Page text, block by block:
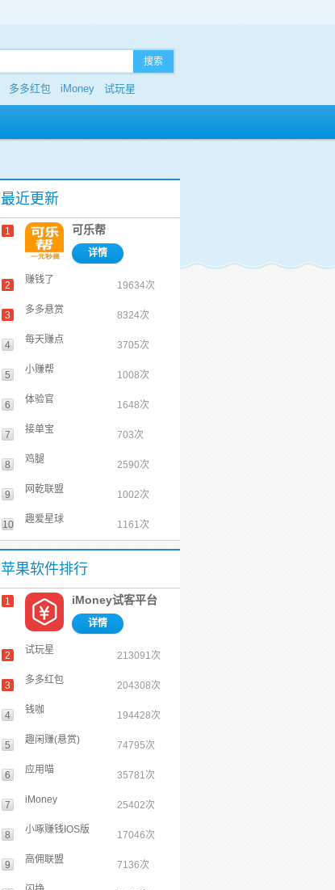
搜索
多多红包 iMoney 试玩星
最近更新
1 可乐帮
详情
2 赚钱了 19634次
3 多多悬赏 8324次
4 每天赚点 3705次
5 小赚帮 1008次
6 体验官 1648次
7 接单宝 703次
8 鸡腿 2590次
9 网乾联盟 1002次
10 趣爱星球 1161次
苹果软件排行
1 iMoney试客平台
详情
2 试玩星 213091次
3 多多红包 204308次
4 钱咖 194428次
5 趣闲赚(悬赏) 74795次
6 应用喵 35781次
7 iMoney 25402次
8 小啄赚钱IOS版 17046次
9 高佣联盟 7136次